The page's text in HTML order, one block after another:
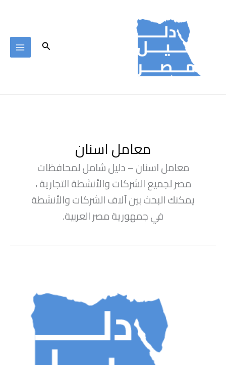
البحث
معامل اسنان
معامل اسنان – دليل شامل لمحافظات
مصر لجميع الشركات والأنشطة التجارية ،
يمكنك البحث بين آلاف الشركات والأنشطة
في جمهورية مصر العربية.